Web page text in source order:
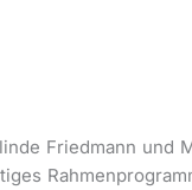
Friedmann und